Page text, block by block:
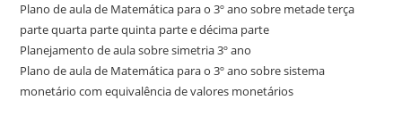
Plano de aula de Matemática para o 3º ano sobre metade terça
parte quarta parte quinta parte e décima parte
Planejamento de aula sobre simetria 3º ano
Plano de aula de Matemática para o 3º ano sobre sistema
monetário com equivalência de valores monetários